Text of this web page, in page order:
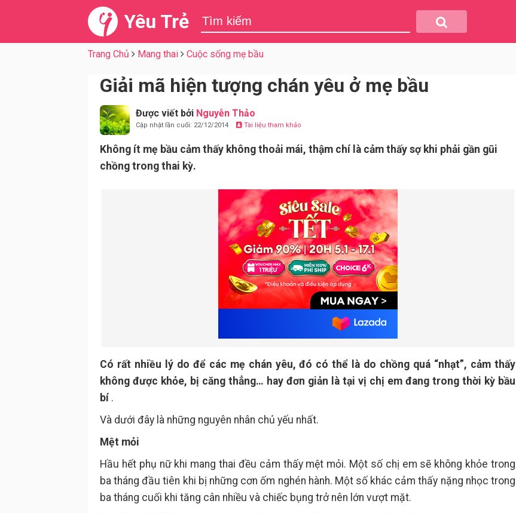
Yêu Trẻ
Trang Chủ Mang thai Cuộc sống mẹ bầu
Giải mã hiện tượng chán yêu ở mẹ bầu
Được viết bởi Nguyễn Thảo
Cập nhật lần cuối: 22/12/2014 Tài liệu tham khảo
Không ít mẹ bầu cảm thấy không thoải mái, thậm chí là cảm thấy sợ khi phải gần gũi
chồng trong thai kỳ.
Có rất nhiều lý do để các mẹ chán yêu, đó có thể là do chồng quá “nhạt”, cảm thấy
không được khỏe, bị căng thẳng… hay đơn giản là tại vị chị em đang trong thời kỳ bầu
bí .
Và dưới đây là những nguyên nhân chủ yếu nhất.
Mệt mỏi
Hầu hết phụ nữ khi mang thai đều cảm thấy mệt mỏi. Một số chị em sẽ không khỏe trong
ba tháng đầu tiên khi bị những cơn ốm nghén hành. Một số khác cảm thấy nặng nhọc trong
ba tháng cuối khi tăng cân nhiều và chiếc bụng trở nên lớn vượt mặt.